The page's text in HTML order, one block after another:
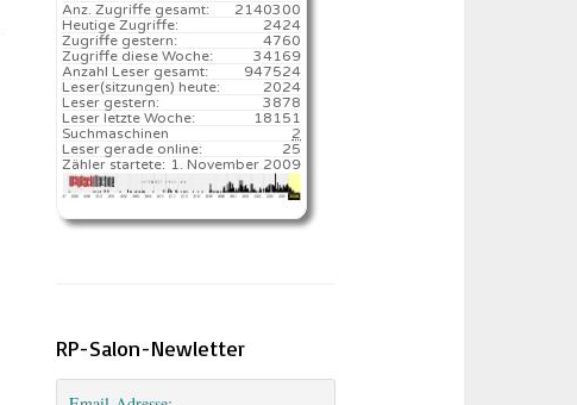
2140300
Anz. Zugriffe gesamt:
2424
Heutige Zugriffe:
4760
Zugriffe gestern:
34169
Zugriffe diese Woche:
947524
Anzahl Leser gesamt:
2024️
Leser(sitzungen) heute:
3878
Leser gestern:
18151️
Leser letzte Woche:
2
Suchmaschinen
25
Leser gerade online:
1. November 2009
Zähler startete:
RP-Salon-Newletter